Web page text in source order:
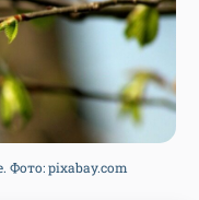
Фото: pixabay.com